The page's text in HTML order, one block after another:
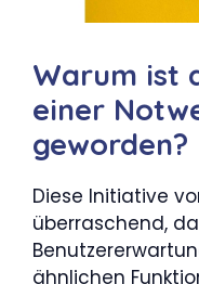
Warum ist
einer
geworden?
Diese Initiative
überraschend,
ähnlichen